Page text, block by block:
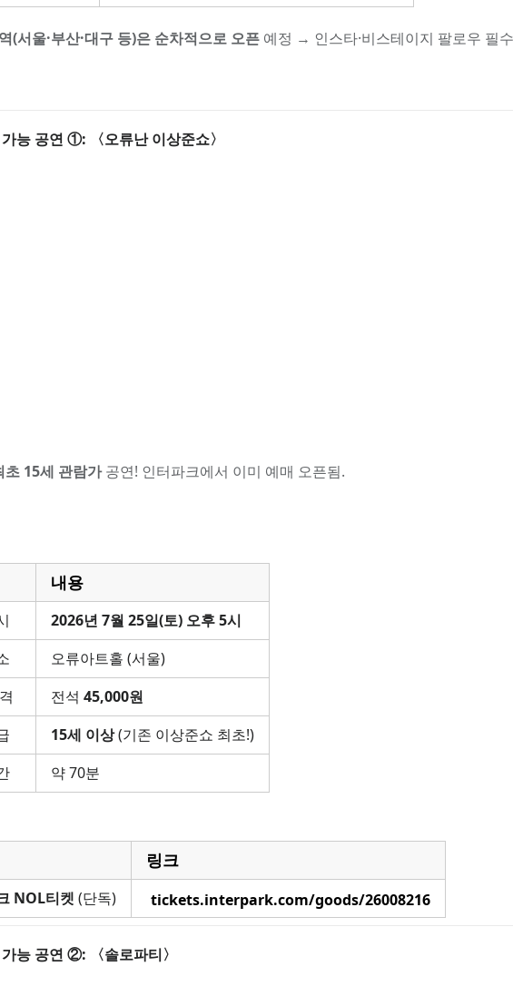
(서울·부산·대구 등)은 순차적으로 오픈 예정 → 인스타·비스테이지 팔로우 필
능 공연 ①: 〈오류난 이상준쇼〉
초 15세 관람가공연! 인터파크에서 이미 예매 오픈됨.
내용
2026년 7월 25일(토) 오후 5시
오류아트홀 (서울)
전석 45,000원
15세 이상(기존 이상준쇼 최초!)
약 70분
링크
NOL티켓 (단독) tickets.interpark.com/goods/26008216
능 공연 ②: 〈솔로파티〉